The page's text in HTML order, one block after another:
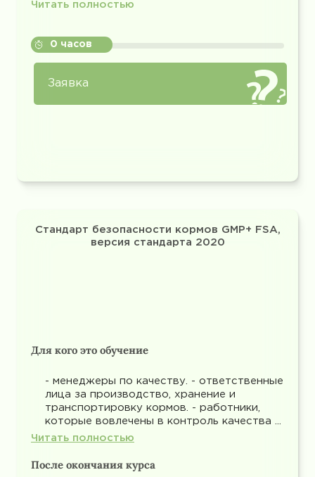
Читать полностью
0 часов
Заявка
Cтандарт безопасности кормов GMP+ FSA,
версия стандарта 2020
Для кого это обучение
- менеджеры по качеству. - ответственные
лица за производство, хранение и
транспортировку кормов. - работники,
которые вовлечены в контроль качества ...
Читать полностью
После окончания курса